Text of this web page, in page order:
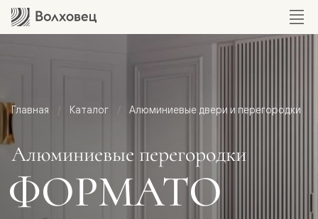
Главная Каталог Алюминиевые двери и перегородки
Алюминиевые перегородки
ФОРМАТО